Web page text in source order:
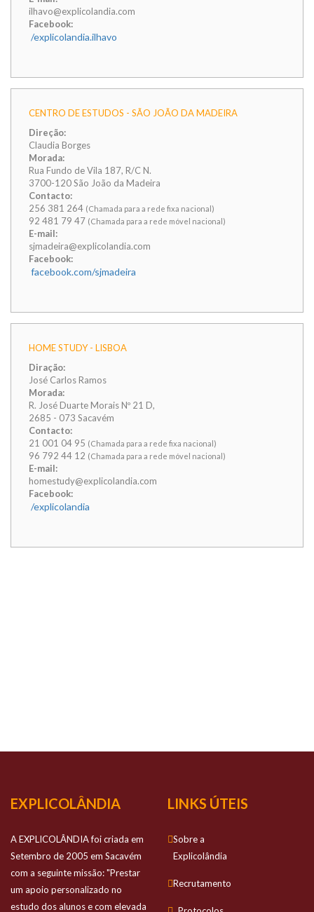
ilhavo@explicolandia.com
Facebook:
/explicolandia.ilhavo
CENTRO DE ESTUDOS - SÃO JOÃO DA MADEIRA
Direção:
Claudia Borges
Morada:
Rua Fundo de Vila 187, R/C N.
3700-120 São João da Madeira
Contacto:
256 381 264 (Chamada para a rede fixa nacional)
92 481 79 47 (Chamada para a rede móvel nacional)
E-mail:
sjmadeira@explicolandia.com
Facebook:
facebook.com/sjmadeira
HOME STUDY - LISBOA
Diração:
José Carlos Ramos
Morada:
R. José Duarte Morais Nº 21 D,
2685 - 073 Sacavém
Contacto:
21 001 04 95 (Chamada para a rede fixa nacional)
96 792 44 12 (Chamada para a rede móvel nacional)
E-mail:
homestudy@explicolandia.com
Facebook:
/explicolandia
EXPLICOLÂNDIA
A EXPLICOLÂNDIA foi criada em
Setembro de 2005 em Sacavém
com a seguinte missão: "Prestar
um apoio personalizado no
estudo dos alunos e com elevada
LINKS ÚTEIS
Sobre a
Explicolândia
Recrutamento